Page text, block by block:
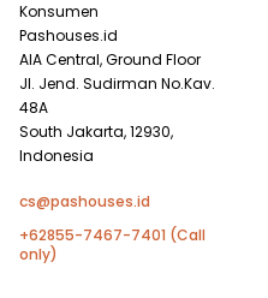
Konsumen
Pashouses.id
AIA Central, Ground Floor
Jl. Jend. Sudirman No.Kav.
48A
South Jakarta, 12930,
Indonesia
cs@pashouses.id
+62855-7467-7401 (Call
only)